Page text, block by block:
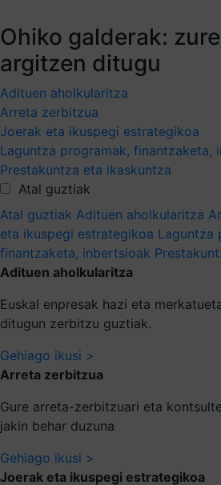
Ohiko galderak:
argitzen ditugu
Adituen aholkularitza
Arreta zerbitzua
Joerak eta ikuspegi estrategikoa
Laguntza programak, finantzaketa,
Prestakuntza eta ikaskuntza
Atal guztiak
Atal guztiak Adituen aholkularitza
eta ikuspegi estrategikoa Laguntza
finantzaketa, inbertsioak
Adituen aholkularitza
Euskal enpresak hazi eta
ditugun zerbitzu guztiak.
Gehiago ikusi >
Arreta zerbitzua
Gure arreta-zerbitzuari eta
jakin behar duzuna
Gehiago ikusi >
Joerak eta ikuspegi estrategikoa